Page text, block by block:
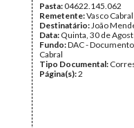
Pasta:04622.145.062
Remetente:Vasco Cabral
Destinatário:João
Data: Quinta, 30 de
Fundo:DAC -
Cabral
Tipo Documental:
Página(s):2